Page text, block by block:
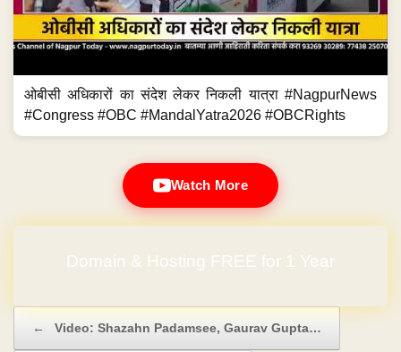
ओबीसी अधिकारों का संदेश लेकर निकली यात्रा #NagpurNews
#Congress #OBC #MandalYatra2026 #OBCRights
Watch More
Domain & Hosting FREE for 1 Year
← Video: Shazahn Padamsee, Gaurav Gupta…